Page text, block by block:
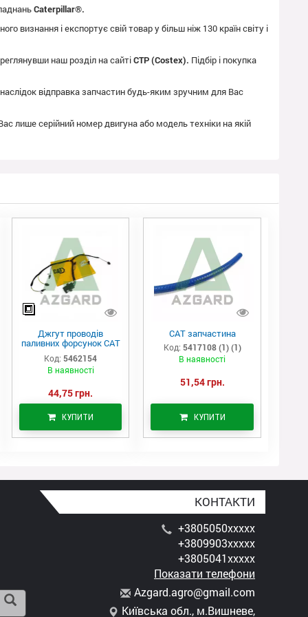
Caterpillar®.
визнання і експортує свій товар у більш ніж 130 країн світу і
наш розділ на сайтіCTP (Costex). Підбір і покупка
відправка запчастин будь-яким зручним для Вас
лише серійний номер двигуна або модель техніки на якій
Джгут проводів
паливних форсунок CAT
C7/C9 (546-2154)
Код: 5462154
В наявності
44,75 грн.
КУПИТИ
САТ запчастина
Код: 5417108 (1) (1)
В наявності
51,54 грн.
КУПИТИ
КОНТАКТИ
+3805050xxxxx
+3809903xxxxx
+3805041xxxxx
Показати телефони
Azgard.agro@gmail.com
Київська обл., м.Вишневе,